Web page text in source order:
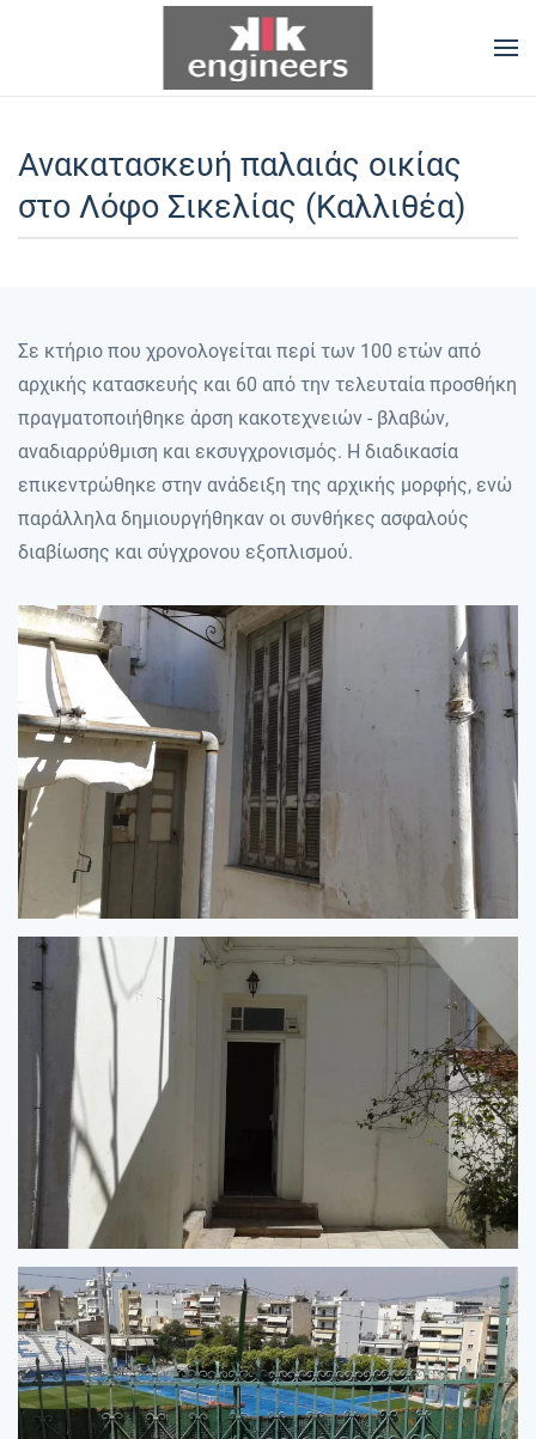
Skip to main content
Ανακατασκευή παλαιάς οικίας
στο Λόφο Σικελίας (Καλλιθέα)
Σε κτήριο που χρονολογείται περί των 100 ετών από
αρχικής κατασκευής και 60 από την τελευταία προσθήκη
πραγματοποιήθηκε άρση κακοτεχνειών - βλαβών,
αναδιαρρύθμιση και εκσυγχρονισμός. Η διαδικασία
επικεντρώθηκε στην ανάδειξη της αρχικής μορφής, ενώ
παράλληλα δημιουργήθηκαν οι συνθήκες ασφαλούς
διαβίωσης και σύγχρονου εξοπλισμού.